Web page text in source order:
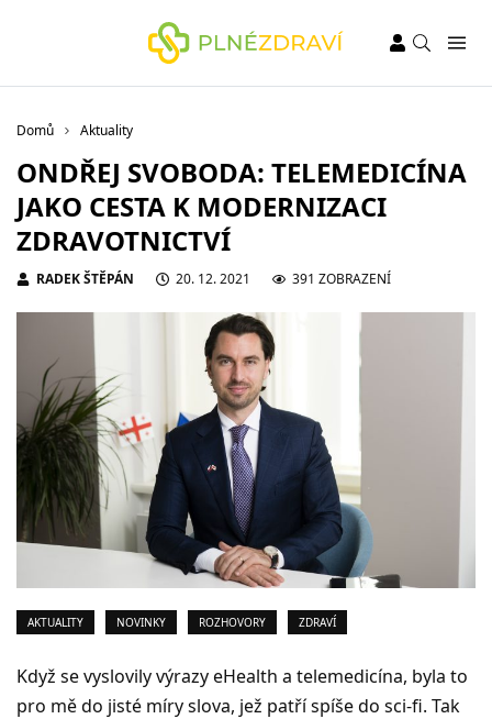
Domů Aktuality
ONDŘEJ SVOBODA: TELEMEDICÍNA
JAKO CESTA K MODERNIZACI
ZDRAVOTNICTVÍ
RADEK ŠTĚPÁN 20. 12. 2021 391 ZOBRAZENÍ
AKTUALITY NOVINKY ROZHOVORY ZDRAVÍ
Když se vyslovily výrazy eHealth a telemedicína, byla to
pro mě do jisté míry slova, jež patří spíše do sci-fi. Tak